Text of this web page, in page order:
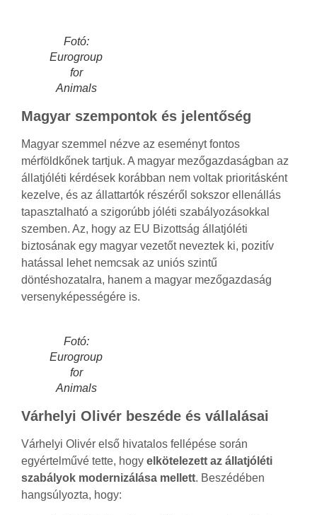
Fotó:
Eurogroup
for
Animals
Magyar szempontok és jelentőség
Magyar szemmel nézve az eseményt fontos
mérföldkőnek tartjuk. A magyar mezőgazdaságban az
állatjóléti kérdések korábban nem voltak prioritásként
kezelve, és az állattartók részéről sokszor ellenállás
tapasztalható a szigorúbb jóléti szabályozásokkal
szemben. Az, hogy az EU Bizottság állatjóléti
biztosának egy magyar vezetőt neveztek ki, pozitív
hatással lehet nemcsak az uniós szintű
döntéshozatalra, hanem a magyar mezőgazdaság
versenyképességére is.
Fotó:
Eurogroup
for
Animals
Várhelyi Olivér beszéde és vállalásai
Várhelyi Olivér első hivatalos fellépése során
egyértelművé tette, hogy elkötelezett az állatjóléti
szabályok modernizálása mellett. Beszédében
hangsúlyozta, hogy: